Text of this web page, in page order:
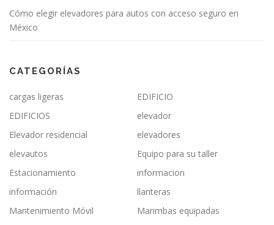
Cómo elegir elevadores para autos con acceso seguro en
México
CATEGORÍAS
cargas ligeras
EDIFICIO
EDIFICIOS
elevador
Elevador residencial
elevadores
elevautos
Equipo para su taller
Estacionamiento
informacion
información
llanteras
Mantenimiento Móvil
Marimbas equipadas